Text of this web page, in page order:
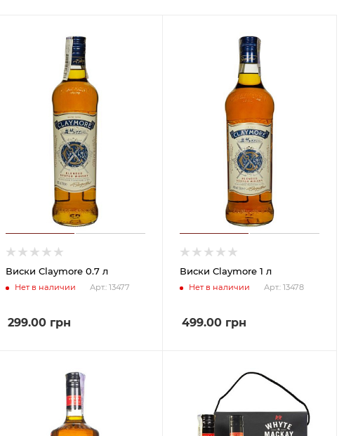
Виски Claymore 0.7 л
Нет в наличии Арт.: 13477
299.00грн
Виски Claymore 1 л
Нет в наличии Арт.: 13478
499.00грн